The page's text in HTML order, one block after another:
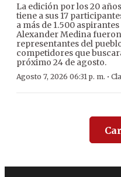
La edición por los 20
tiene a sus 17
a más de 1.500
Alexander Medina
representantes del
competidores que
próximo 24 de agosto.
Agosto 7, 2026 06:31 p. m. ·